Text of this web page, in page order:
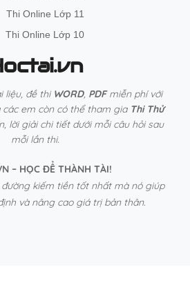
Thi Online Lớp 11
Thi Online Lớp 10
liệu, đề thi WORD, PDFmiễn phí với
em còn có thể tham gia Thi Thử
lời giải chi tiết dưới mỗi câu hỏi sau
mỗi lần thi.
– HỌC ĐỂ THÀNH TÀI!
kiếm tiền tốt nhất mà nó giúp
và nâng cao giá trị bản thân.